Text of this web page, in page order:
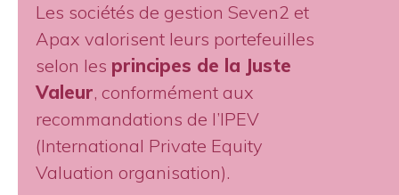
Les sociétés de gestion Seven2 et
Apax valorisent leurs portefeuilles
selon les principes de la Juste
Valeur, conformément aux
recommandations de l’IPEV
(International Private Equity
Valuation organisation).